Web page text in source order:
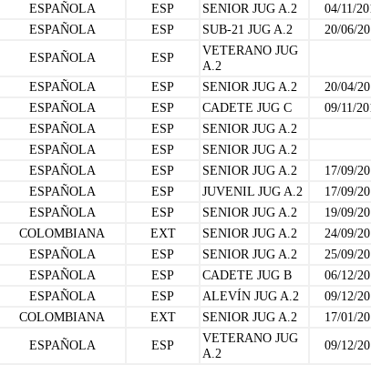
ESPAÑOLA ESP SENIOR JUG A.2 04/11/
ESPAÑOLA ESP SUB-21 JUG A.2 20/06/
ESPAÑOLA ESP
VETERANO JUG
A.2
ESPAÑOLA ESP SENIOR JUG A.2 20/04/
ESPAÑOLA ESP CADETE JUG C 09/11/
ESPAÑOLA ESP SENIOR JUG A.2
ESPAÑOLA ESP SENIOR JUG A.2
ESPAÑOLA ESP SENIOR JUG A.2 17/09/
ESPAÑOLA ESP JUVENIL JUG A.2 17/09/
ESPAÑOLA ESP SENIOR JUG A.2 19/09/
COLOMBIANA EXT SENIOR JUG A.2 24/09/
ESPAÑOLA ESP SENIOR JUG A.2 25/09/
ESPAÑOLA ESP CADETE JUG B 06/12/
ESPAÑOLA ESP ALEVÍN JUG A.2 09/12/
COLOMBIANA EXT SENIOR JUG A.2 17/01/
ESPAÑOLA ESP
VETERANO JUG
A.2
09/12/